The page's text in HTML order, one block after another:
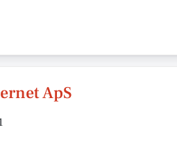
ApS